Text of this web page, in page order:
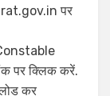
पर
पर क्लिक करें.
कर